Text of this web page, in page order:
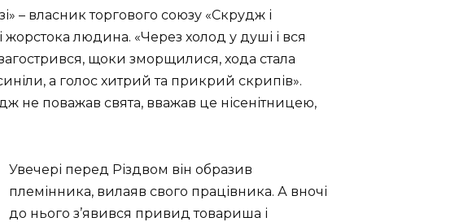
– власник торгового союзу «Скрудж і
жорстока людина. «Через холод у душі і вся
щоки зморщилися, хода стала
а голос хитрий та прикрий скрипів».
не поважав свята, вважав це нісенітницею,
Увечері перед Різдвом він образив
племінника, вилаяв свого працівника. А вночі
до нього з’явився привид товариша і